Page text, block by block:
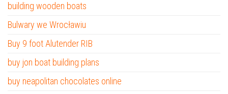
building wooden boats
Bulwary we Wrocławiu
Buy 9 foot Alutender RIB
buy jon boat building plans
buy neapolitan chocolates online